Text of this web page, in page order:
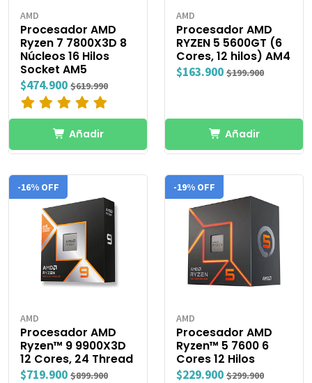
AMD
Procesador AMD
Ryzen 7 7800X3D 8
Núcleos 16 Hilos
Socket AM5
$474.900 $619.990
Añadir
AMD
Procesador AMD
RYZEN 5 5600GT (6
Cores, 12 hilos) AM4
$163.900 $199.900
Añadir
-16% OFF
AMD
Procesador AMD
Ryzen™ 9 9900X3D
12 Cores, 24 Thread
$719.900 $899.900
-19% OFF
AMD
Procesador AMD
Ryzen™ 5 7600 6
Cores 12 Hilos
$229.900 $299.900